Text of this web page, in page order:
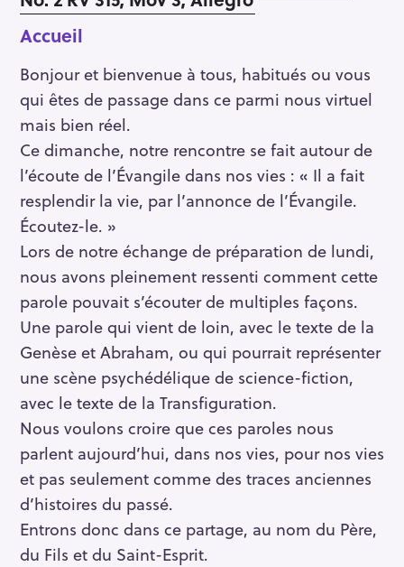
Accueil
Bonjour et bienvenue à tous, habitués ou vous
qui êtes de passage dans ce parmi nous virtuel
mais bien réel.
Ce dimanche, notre rencontre se fait autour de
l’écoute de l’Évangile dans nos vies : « Il a fait
resplendir la vie, par l’annonce de l’Évangile.
Écoutez-le. »
Lors de notre échange de préparation de lundi,
nous avons pleinement ressenti comment cette
parole pouvait s’écouter de multiples façons.
Une parole qui vient de loin, avec le texte de la
Genèse et Abraham, ou qui pourrait représenter
une scène psychédélique de science-fiction,
avec le texte de la Transfiguration.
Nous voulons croire que ces paroles nous
parlent aujourd’hui, dans nos vies, pour nos vies
et pas seulement comme des traces anciennes
d’histoires du passé.
Entrons donc dans ce partage, au nom du Père,
du Fils et du Saint-Esprit.